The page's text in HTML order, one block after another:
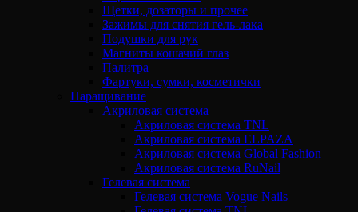
Щетки, дозаторы и прочее
Зажимы для снятия гель-лака
Подушки для рук
Магниты кошачий глаз
Палитра
Фартуки, сумки, косметички
Наращивание
Акриловая система
Акриловая система TNL
Акриловая система ELPAZA
Акриловая система Global Fashion
Акриловая система RuNail
Гелевая система
Гелевая система Vogue Nails